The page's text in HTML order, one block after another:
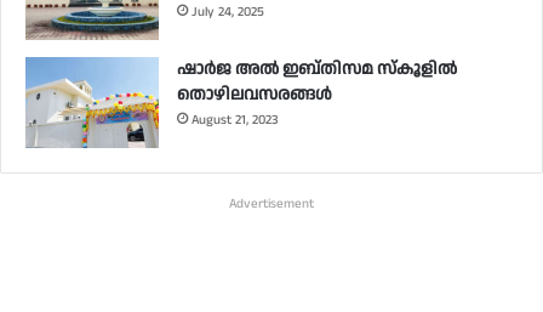
July 24, 2025
ഷാർജ അൽ ഇബ്തിസമ സ്‌കൂളിൽ
തൊഴിലവസരങ്ങൾ
August 21, 2023
Advertisement